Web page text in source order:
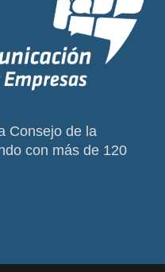
Consejo de la
con más de 120